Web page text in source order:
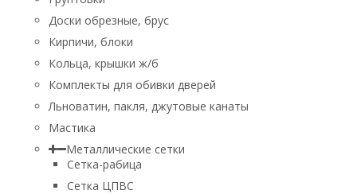
Доски обрезные, брус
Кирпичи, блоки
Кольца, крышки ж/б
Комплекты для обивки дверей
Льноватин, пакля, джутовые канаты
Мастика
Металлические сетки
Сетка-рабица
Сетка ЦПВС